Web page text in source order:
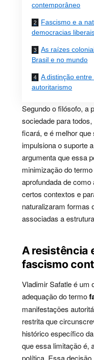
contemporâneo
Fascismo e a
democracias
As raízes
Brasil e no mundo
A distinção
autoritarismo
Segundo o filósofo, a
sociedade para
ficará, e é melhor que
impulsiona o suporte
argumenta que essa
minimização do
aprofundada de
certos contextos e
naturalizaram formas
associadas a
A resistência
fascismo
Vladimir Safatle é um
adequação do termo
manifestações
restrita que
histórico específico
que essa limitação é,
política. Essa